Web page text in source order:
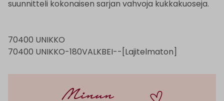
suunnitteli kokonaisen sarjan vahvoja kukkakuoseja.
70400 UNIKKO
70400 UNIKKO-180VALKBEI--[Lajitelmaton]